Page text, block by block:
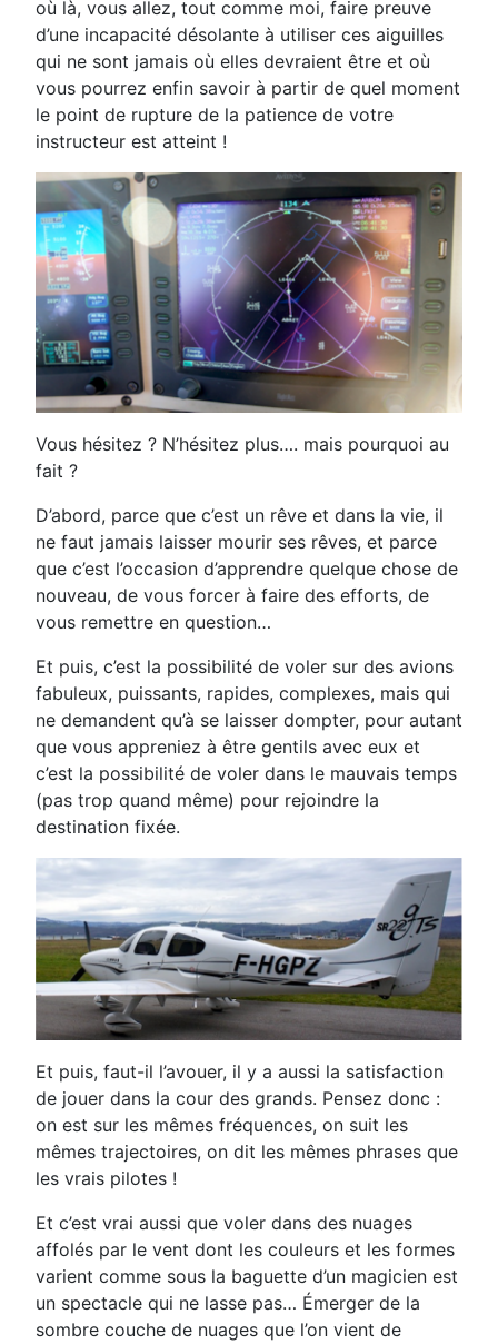
où là, vous allez, tout comme moi, faire preuve
d’une incapacité désolante à utiliser ces aiguilles
qui ne sont jamais où elles devraient être et où
vous pourrez enfin savoir à partir de quel moment
le point de rupture de la patience de votre
instructeur est atteint !
Vous hésitez ? N’hésitez plus…. mais pourquoi au
fait ?
D’abord, parce que c’est un rêve et dans la vie, il
ne faut jamais laisser mourir ses rêves, et parce
que c’est l’occasion d’apprendre quelque chose de
nouveau, de vous forcer à faire des efforts, de
vous remettre en question…
Et puis, c’est la possibilité de voler sur des avions
fabuleux, puissants, rapides, complexes, mais qui
ne demandent qu’à se laisser dompter, pour autant
que vous appreniez à être gentils avec eux et
c’est la possibilité de voler dans le mauvais temps
(pas trop quand même) pour rejoindre la
destination fixée.
Et puis, faut-il l’avouer, il y a aussi la satisfaction
de jouer dans la cour des grands. Pensez donc :
on est sur les mêmes fréquences, on suit les
mêmes trajectoires, on dit les mêmes phrases que
les vrais pilotes !
Et c’est vrai aussi que voler dans des nuages
affolés par le vent dont les couleurs et les formes
varient comme sous la baguette d’un magicien est
un spectacle qui ne lasse pas… Émerger de la
sombre couche de nuages que l’on vient de